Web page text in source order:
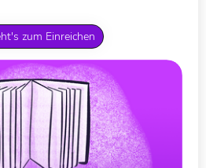
zum Einreichen